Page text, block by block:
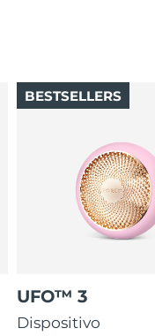
UFO™ 3
Dispositivo
BESTSELLERS